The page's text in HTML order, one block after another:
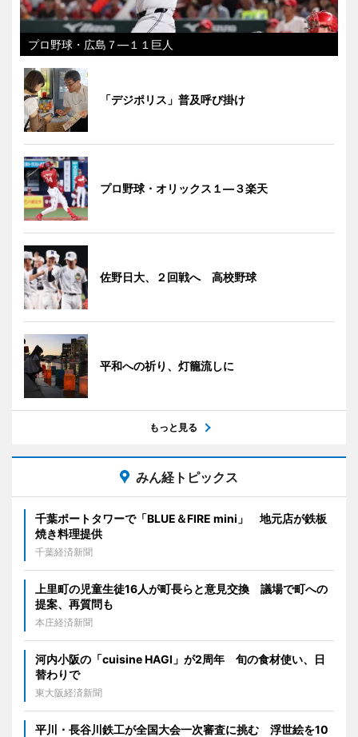
プロ野球・広島７―１１巨人
「デジポリス」普及呼び掛け
プロ野球・オリックス１―３楽天
佐野日大、２回戦へ 高校野球
平和への祈り、灯籠流しに
もっと見る
みん経トピックス
千葉ポートタワーで「BLUE＆FIRE mini」 地元店が鉄板
焼き料理提供
千葉経済新聞
上里町の児童生徒16人が町長らと意見交換 議場で町への
提案、再質問も
本庄経済新聞
河内小阪の「cuisine HAGI」が2周年 旬の食材使い、日
替わりで
東大阪経済新聞
平川・長谷川鉄工が全国大会一次審査に挑む 浮世絵を10